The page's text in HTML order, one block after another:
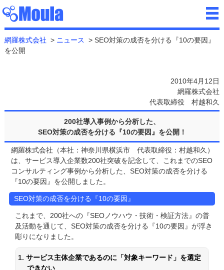
網羅株式会社 ニュース
SEO対策の成否を分ける『10の要因』
を公開
2010年4月12日
網羅株式会社
代表取締役 村越和久
200社導入事例から分析した、
SEO対策の成否を分ける『10の要因』を公開！
網羅株式会社（本社：神奈川県横浜市 代表取締役：村越和久）
は、サービス導入企業数200社突破を記念して、これまでのSEO
コンサルティング事例から分析した、SEO対策の成否を分ける
『10の要因』を公開しました。
SEO対策の成否を分ける『10の要因』
これまで、200社への『SEOノウハウ・技術・検証方法』の普
及活動を通じて、SEO対策の成否を分ける『10の要因』が浮き
彫りになりました。
サービス主体企業であるのに「対象キーワード」を選定
できない